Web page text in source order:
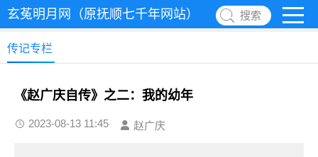
玄菟明月网（原抚顺七千年网站） 搜索
传记专栏
《赵广庆自传》之二：我的幼年
2023-08-13 11:45 赵广庆